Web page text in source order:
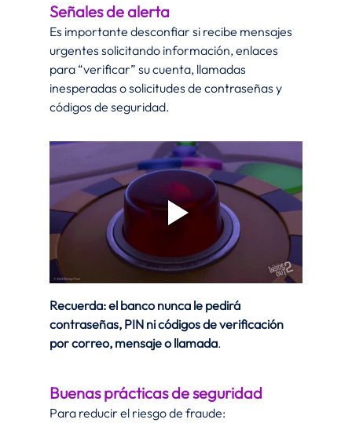
Señales de alerta
Es importante desconfiar si recibe mensajes
urgentes solicitando información, enlaces
para “verificar” su cuenta, llamadas
inesperadas o solicitudes de contraseñas y
códigos de seguridad.
Recuerda: el banco nunca le pedirá
contraseñas, PIN ni códigos de verificación
por correo, mensaje o llamada.
Buenas prácticas de seguridad
Para reducir el riesgo de fraude: